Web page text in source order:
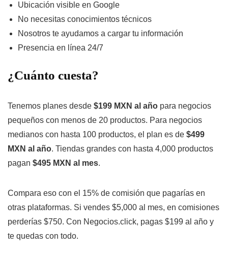
Ubicación visible en Google
No necesitas conocimientos técnicos
Nosotros te ayudamos a cargar tu información
Presencia en línea 24/7
¿Cuánto cuesta?
Tenemos planes desde $199 MXN al año para negocios
pequeños con menos de 20 productos. Para negocios
medianos con hasta 100 productos, el plan es de $499
MXN al año. Tiendas grandes con hasta 4,000 productos
pagan $495 MXN al mes.
Compara eso con el 15% de comisión que pagarías en
otras plataformas. Si vendes $5,000 al mes, en comisiones
perderías $750. Con Negocios.click, pagas $199 al año y
te quedas con todo.